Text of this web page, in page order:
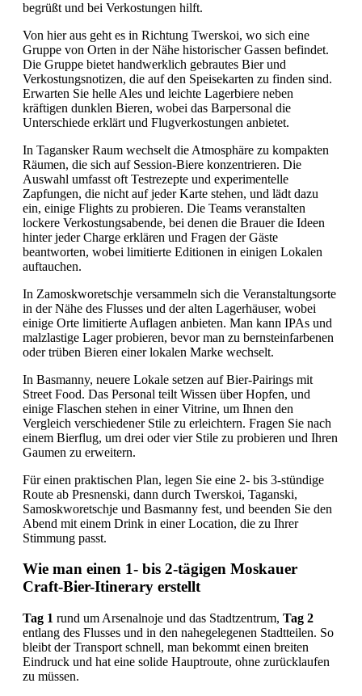
begrüßt und bei Verkostungen hilft.
Von hier aus geht es in Richtung Twerskoi, wo sich eine
Gruppe von Orten in der Nähe historischer Gassen befindet.
Die Gruppe bietet handwerklich gebrautes Bier und
Verkostungsnotizen, die auf den Speisekarten zu finden sind.
Erwarten Sie helle Ales und leichte Lagerbiere neben
kräftigen dunklen Bieren, wobei das Barpersonal die
Unterschiede erklärt und Flugverkostungen anbietet.
In Tagansker Raum wechselt die Atmosphäre zu kompakten
Räumen, die sich auf Session-Biere konzentrieren. Die
Auswahl umfasst oft Testrezepte und experimentelle
Zapfungen, die nicht auf jeder Karte stehen, und lädt dazu
ein, einige Flights zu probieren. Die Teams veranstalten
lockere Verkostungsabende, bei denen die Brauer die Ideen
hinter jeder Charge erklären und Fragen der Gäste
beantworten, wobei limitierte Editionen in einigen Lokalen
auftauchen.
In Zamoskworetschje versammeln sich die Veranstaltungsorte
in der Nähe des Flusses und der alten Lagerhäuser, wobei
einige Orte limitierte Auflagen anbieten. Man kann IPAs und
malzlastige Lager probieren, bevor man zu bernsteinfarbenen
oder trüben Bieren einer lokalen Marke wechselt.
In Basmanny, neuere Lokale setzen auf Bier-Pairings mit
Street Food. Das Personal teilt Wissen über Hopfen, und
einige Flaschen stehen in einer Vitrine, um Ihnen den
Vergleich verschiedener Stile zu erleichtern. Fragen Sie nach
einem Bierflug, um drei oder vier Stile zu probieren und Ihren
Gaumen zu erweitern.
Für einen praktischen Plan, legen Sie eine 2- bis 3-stündige
Route ab Presnenski, dann durch Twerskoi, Taganski,
Samoskworetschje und Basmanny fest, und beenden Sie den
Abend mit einem Drink in einer Location, die zu Ihrer
Stimmung passt.
Wie man einen 1- bis 2-tägigen Moskauer
Craft-Bier-Itinerary erstellt
Tag 1 rund um Arsenalnoje und das Stadtzentrum, Tag 2
entlang des Flusses und in den nahegelegenen Stadtteilen. So
bleibt der Transport schnell, man bekommt einen breiten
Eindruck und hat eine solide Hauptroute, ohne zurücklaufen
zu müssen.